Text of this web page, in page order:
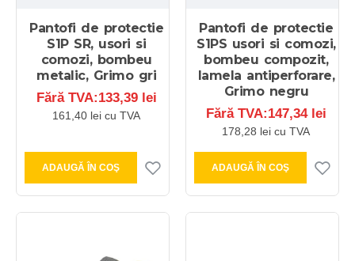
Pantofi de protectie
S1P SR, usori si
comozi, bombeu
metalic, Grimo gri
Fără TVA:133,39 lei
161,40 lei cu TVA
ADAUGĂ ÎN COŞ
Pantofi de protectie
S1PS usori si comozi,
bombeu compozit,
lamela antiperforare,
Grimo negru
Fără TVA:147,34 lei
178,28 lei cu TVA
ADAUGĂ ÎN COŞ